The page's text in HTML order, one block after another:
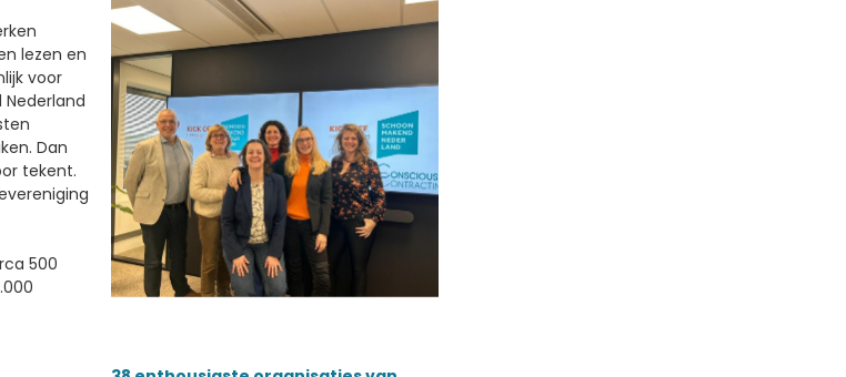
lezen en
voor
Dan
tekent.
500